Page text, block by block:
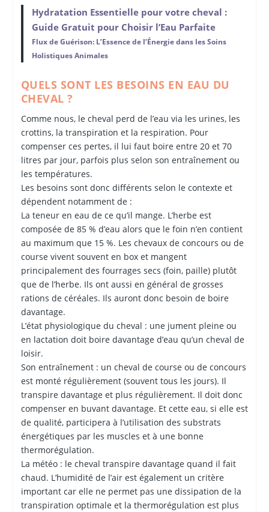
Hydratation Essentielle pour votre cheval :
Guide Gratuit pour Choisir l’Eau Parfaite
Flux de Guérison: L’Essence de l’Énergie dans les Soins
Holistiques Animales
QUELS SONT LES BESOINS EN EAU DU
CHEVAL ?
Comme nous, le cheval perd de l’eau via les urines, les
crottins, la transpiration et la respiration. Pour
compenser ces pertes, il lui faut boire entre 20 et 70
litres par jour, parfois plus selon son entraînement ou
les températures.
Les besoins sont donc différents selon le contexte et
dépendent notamment de :
La teneur en eau de ce qu’il mange. L’herbe est
composée de 85 % d’eau alors que le foin n’en contient
au maximum que 15 %. Les chevaux de concours ou de
course vivent souvent en box et mangent
principalement des fourrages secs (foin, paille) plutôt
que de l’herbe. Ils ont aussi en général de grosses
rations de céréales. Ils auront donc besoin de boire
davantage.
L’état physiologique du cheval : une jument pleine ou
en lactation doit boire davantage d’eau qu’un cheval de
loisir.
Son entraînement : un cheval de course ou de concours
est monté régulièrement (souvent tous les jours). Il
transpire davantage et plus régulièrement. Il doit donc
compenser en buvant davantage. Et cette eau, si elle est
de qualité, participera à l’utilisation des substrats
énergétiques par les muscles et à une bonne
thermorégulation.
La météo : le cheval transpire davantage quand il fait
chaud. L’humidité de l’air est également un critère
important car elle ne permet pas une dissipation de la
transpiration optimale et la thermorégulation est plus